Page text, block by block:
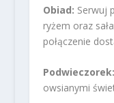
Obiad: Serwuj
ryżem oraz
połączenie
Podwieczorek:
owsianymi